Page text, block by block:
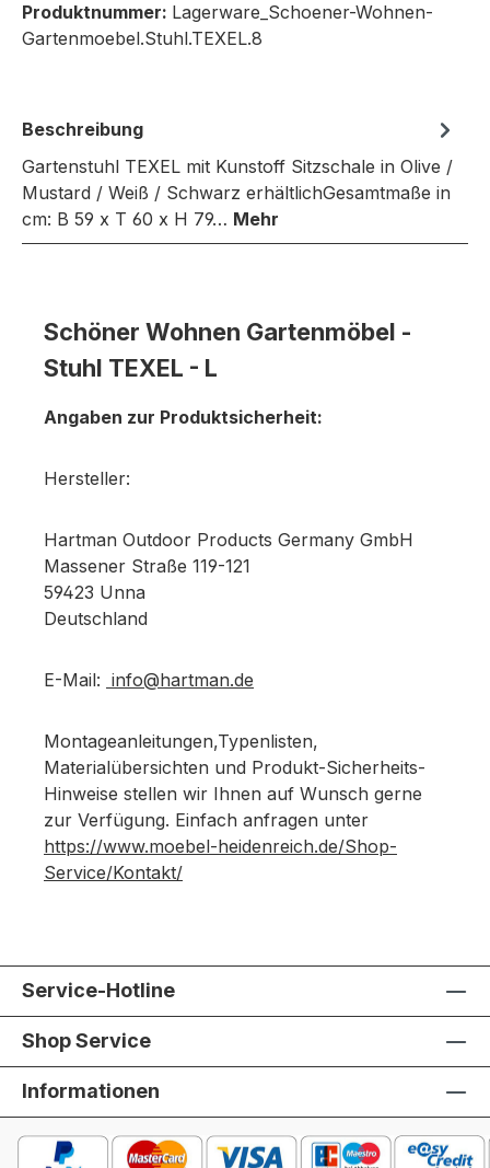
Produktnummer: Lagerware_Schoener-Wohnen-
Gartenmoebel.Stuhl.TEXEL.8
Beschreibung
Gartenstuhl TEXEL mit Kunstoff Sitzschale in Olive /
Mustard / Weiß / Schwarz erhältlichGesamtmaße in
cm: B 59 x T 60 x H 79… Mehr
Schöner Wohnen Gartenmöbel -
Stuhl TEXEL - L
Angaben zur Produktsicherheit:
Hersteller:
Hartman Outdoor Products Germany GmbH
Massener Straße 119-121
59423 Unna
Deutschland
E-Mail: info@hartman.de
Montageanleitungen,Typenlisten,
Materialübersichten und Produkt-Sicherheits-
Hinweise stellen wir Ihnen auf Wunsch gerne
zur Verfügung. Einfach anfragen unter
https://www.moebel-heidenreich.de/Shop-
Service/Kontakt/
Service-Hotline
Shop Service
Informationen